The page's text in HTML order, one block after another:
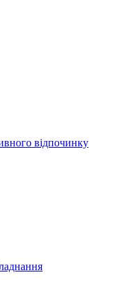
відпочинку